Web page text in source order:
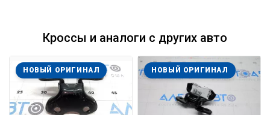
Кроссы и аналоги с других авто
НОВЫЙ ОРИГИНАЛ НОВЫЙ ОРИГИНАЛ